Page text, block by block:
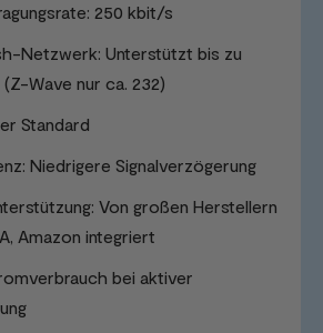
250 kbit/s
Netzwerk: Unterstützt bis zu
Wave nur ca. 232)
Standard
Niedrigere Signalverzögerung
Von großen Herstellern
Amazon integriert
bei aktiver